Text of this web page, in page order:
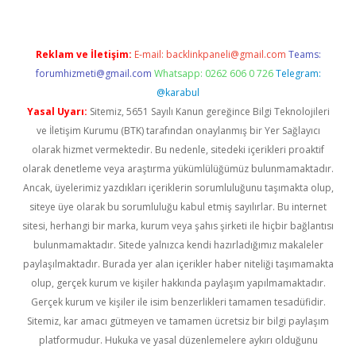
Reklam ve İletişim: E-mail: backlinkpaneli@gmail.com Teams:
forumhizmeti@gmail.com Whatsapp: 0262 606 0 726 Telegram:
@karabul
Yasal Uyarı: Sitemiz, 5651 Sayılı Kanun gereğince Bilgi Teknolojileri
ve İletişim Kurumu (BTK) tarafından onaylanmış bir Yer Sağlayıcı
olarak hizmet vermektedir. Bu nedenle, sitedeki içerikleri proaktif
olarak denetleme veya araştırma yükümlülüğümüz bulunmamaktadır.
Ancak, üyelerimiz yazdıkları içeriklerin sorumluluğunu taşımakta olup,
siteye üye olarak bu sorumluluğu kabul etmiş sayılırlar. Bu internet
sitesi, herhangi bir marka, kurum veya şahıs şirketi ile hiçbir bağlantısı
bulunmamaktadır. Sitede yalnızca kendi hazırladığımız makaleler
paylaşılmaktadır. Burada yer alan içerikler haber niteliği taşımamakta
olup, gerçek kurum ve kişiler hakkında paylaşım yapılmamaktadır.
Gerçek kurum ve kişiler ile isim benzerlikleri tamamen tesadüfidir.
Sitemiz, kar amacı gütmeyen ve tamamen ücretsiz bir bilgi paylaşım
platformudur. Hukuka ve yasal düzenlemelere aykırı olduğunu